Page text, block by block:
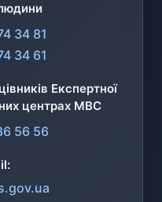
34 81
34 61
Експертної
центрах МВС
56 56